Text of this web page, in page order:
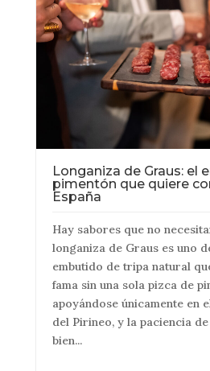
Longaniza de Graus: el
pimentón que quiere
España
Hay sabores que no
longaniza de Graus es uno
embutido de tripa natural
fama sin una sola pizca de
apoyándose únicamente en
del Pirineo, y la paciencia
bien...